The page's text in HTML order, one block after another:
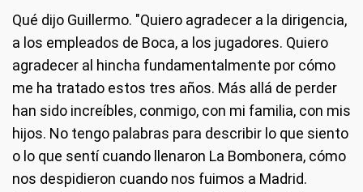
Qué dijo Guillermo. "Quiero agradecer a la dirigencia,
a los empleados de Boca, a los jugadores. Quiero
agradecer al hincha fundamentalmente por cómo
me ha tratado estos tres años. Más allá de perder
han sido increíbles, conmigo, con mi familia, con mis
hijos. No tengo palabras para describir lo que siento
o lo que sentí cuando llenaron La Bombonera, cómo
nos despidieron cuando nos fuimos a Madrid.